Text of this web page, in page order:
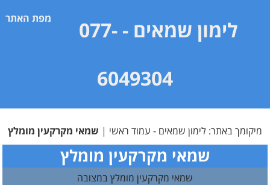
מפת האתר לימון שמאים
- 077-
6049304
מיקומך באתר: לימון שמאים - עמוד ראשי | שמאי מקרקעין מומלץ
שמאי מקרקעין מומלץ
שמאי מקרקעין מומלץ במצובה